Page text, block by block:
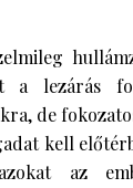
a lezárás
de
kell
az